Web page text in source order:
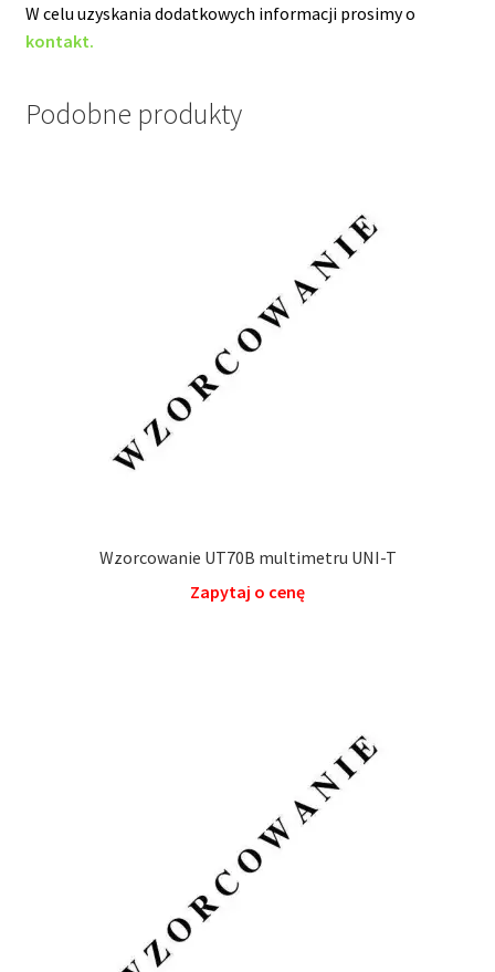
W celu uzyskania dodatkowych informacji prosimy o
kontakt.
Podobne produkty
Wzorcowanie UT70B multimetru UNI-T
Zapytaj o cenę